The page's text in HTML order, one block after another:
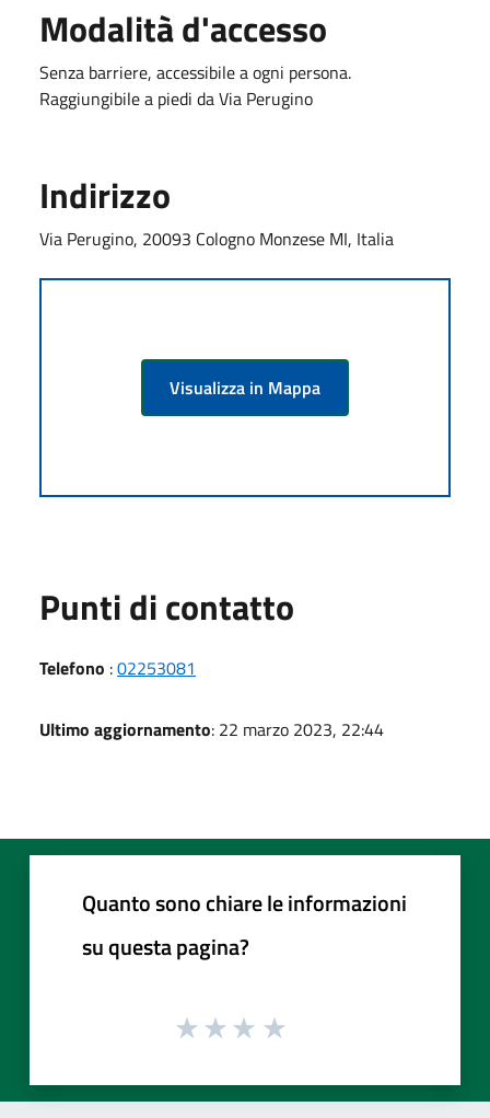
Modalità d'accesso
Senza barriere, accessibile a ogni persona.
Raggiungibile a piedi da Via Perugino
Indirizzo
Via Perugino, 20093 Cologno Monzese MI, Italia
Visualizza in Mappa
Punti di contatto
Telefono :02253081
Ultimo aggiornamento: 22 marzo 2023, 22:44
Quanto sono chiare le informazioni
su questa pagina?